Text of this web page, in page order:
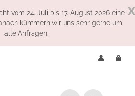
x
vom 24. Juli bis 17. August 2026 eine
kümmern wir uns sehr gerne um
alle Anfragen.